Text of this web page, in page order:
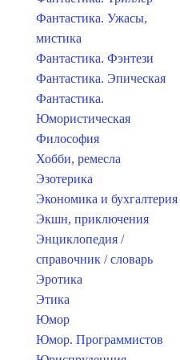
Фантастика. Ужасы,
мистика
Фантастика. Фэнтези
Фантастика. Эпическая
Фантастика.
Юмористическая
Философия
Хобби, ремесла
Эзотерика
Экономика и бухгалтерия
Экшн, приключения
Энциклопедия /
справочник / словарь
Эротика
Этика
Юмор
Юмор. Программистов